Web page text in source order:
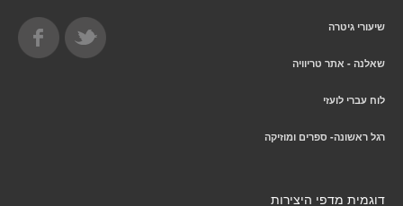
שיעורי גיטרה
שאלנה - אתר טריוויה
לוח עברי לועזי
רגל ראשונה- ספרים ומוזיקה
דוגמית מדפי היצירות